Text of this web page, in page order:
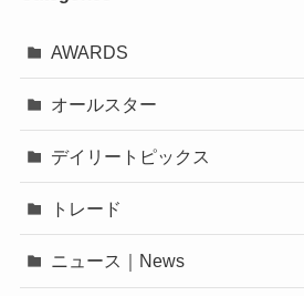
AWARDS
オールスター
デイリートピックス
トレード
ニュース｜News